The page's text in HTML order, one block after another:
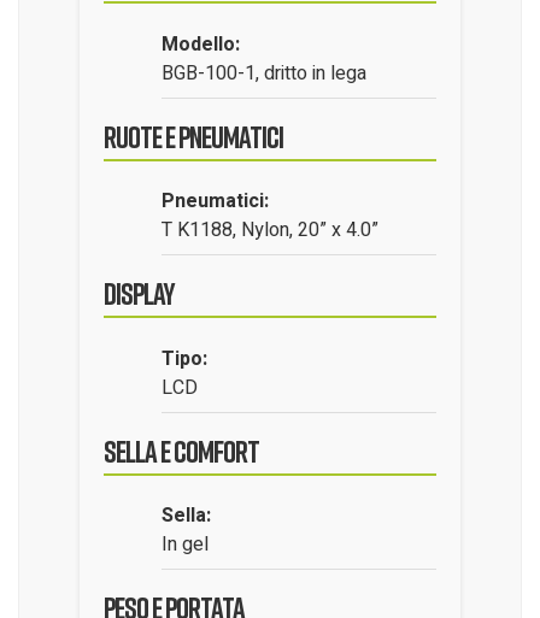
Modello:
BGB-100-1, dritto in lega
Ruote e Pneumatici
Pneumatici:
T K1188, Nylon, 20” x 4.0”
Display
Tipo:
LCD
Sella e Comfort
Sella:
In gel
Peso e Portata